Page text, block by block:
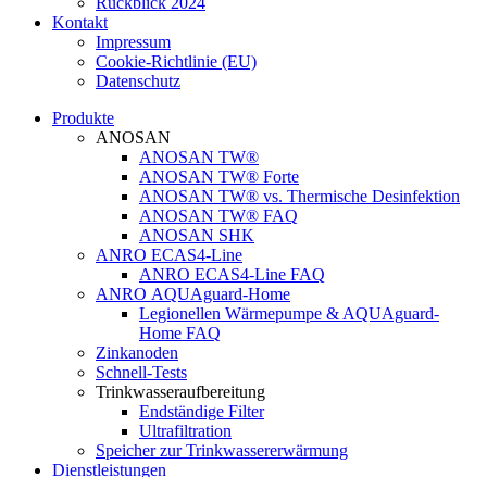
Kontakt
Impressum
Cookie-Richtlinie (EU)
Datenschutz
Produkte
ANOSAN
ANOSAN TW®
ANOSAN TW® Forte
ANOSAN TW® vs. Thermische Desinfektion
ANOSAN TW® FAQ
ANOSAN SHK
ANRO ECAS4-Line
ANRO ECAS4-Line FAQ
ANRO AQUAguard-Home
Legionellen Wärmepumpe & AQUAguard-
Home FAQ
Zinkanoden
Schnell-Tests
Trinkwasseraufbereitung
Endständige Filter
Ultrafiltration
Speicher zur Trinkwassererwärmung
Dienstleistungen